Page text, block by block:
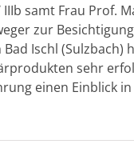
samt Frau Prof.
zur
Ischl (Sulzbach)
sehr
einen Einblick in